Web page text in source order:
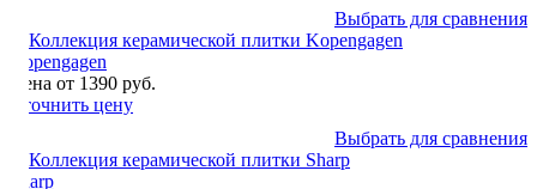
Выбрать для сравнения
Kopengagen
Цена от 1390 руб.
Уточнить цену
Выбрать для сравнения
Sharp